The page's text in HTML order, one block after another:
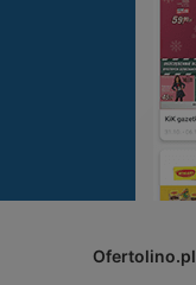
Ofertolino.pl